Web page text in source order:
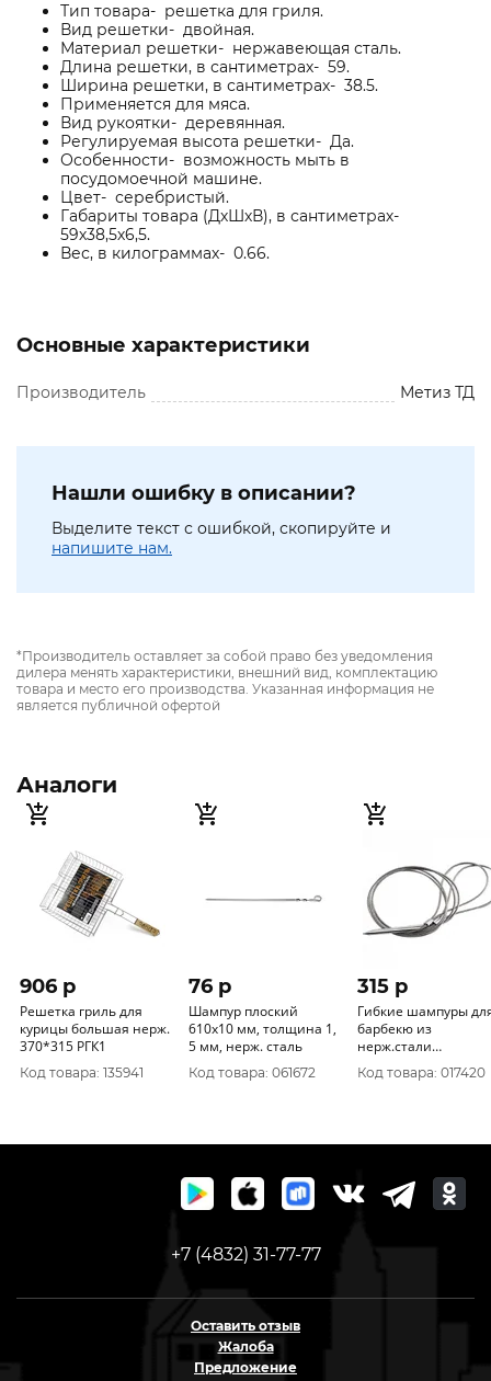
Тип товара- решетка для гриля.
Вид решетки- двойная.
Материал решетки- нержавеющая сталь.
Длина решетки, в сантиметрах- 59.
Ширина решетки, в сантиметрах- 38.5.
Применяется для мяса.
Вид рукоятки- деревянная.
Регулируемая высота решетки- Да.
Особенности- возможность мыть в
посудомоечной машине.
Цвет- серебристый.
Габариты товара (ДхШхВ), в сантиметрах-
59х38,5х6,5.
Вес, в килограммах- 0.66.
Основные характеристики
Производитель Метиз ТД
Нашли ошибку в описании?
Выделите текст с ошибкой, скопируйте и
напишите нам.
*Производитель оставляет за собой право без уведомления
дилера менять характеристики, внешний вид, комплектацию
товара и место его производства. Указанная информация не
является публичной офертой
Аналоги
906 p
Решетка гриль для
курицы большая нерж.
370*315 РГК1
Код товара: 135941
76 p
Шампур плоский
610х10 мм, толщина 1,
5 мм, нерж. сталь
Код товара: 061672
315 p
Гибкие шампуры
барбекю из
нерж.стали
100см*2мм, 4шт в
61356
Код товара: 017420
+7 (4832) 31-77-77
Оставить отзыв
Жалоба
Предложение